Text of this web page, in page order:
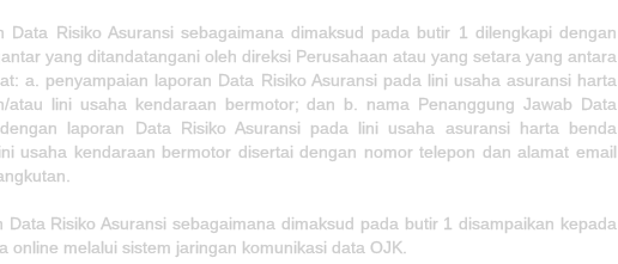
Data Risiko Asuransi sebagaimana dimaksud pada butir 1 dilengkapi dengan
yang ditandatangani oleh direksi Perusahaan atau yang setara yang antara
a. penyampaian laporan Data Risiko Asuransi pada lini usaha asuransi harta
atau lini usaha kendaraan bermotor; dan b. nama Penanggung Jawab Data
laporan Data Risiko Asuransi pada lini usaha asuransi harta benda
usaha kendaraan bermotor disertai dengan nomor telepon dan alamat email
Data Risiko Asuransi sebagaimana dimaksud pada butir 1 disampaikan kepada
online melalui sistem jaringan komunikasi data OJK.